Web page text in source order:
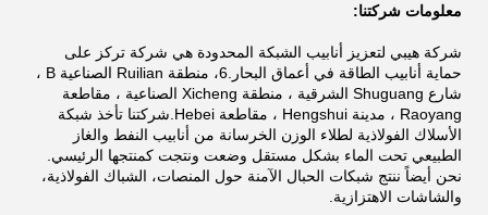
معلومات شركتنا:
شركة هيبي لتعزيز أنابيب الشبكة المحدودة هي شركة تركز على
حماية أنابيب الطاقة في أعماق البحار.6، منطقة Ruilian الصناعية B ،
شارع Shuguang الشرقية ، منطقة Xicheng الصناعية ، مقاطعة
Raoyang ، مدينة Hengshui ، مقاطعة Hebei.شركتنا تأخذ شبكة
الأسلاك الفولاذية لطلاء الوزن الخرسانة من أنابيب النفط والغاز
الطبيعي تحت الماء بشكل مستقل وضعت ونتجت كمنتجها الرئيسي.
نحن أيضاً ننتج شبكات الحبال الآمنة حول المنصات، الشباك الفولاذية،
والشاشات الاهتزازية.